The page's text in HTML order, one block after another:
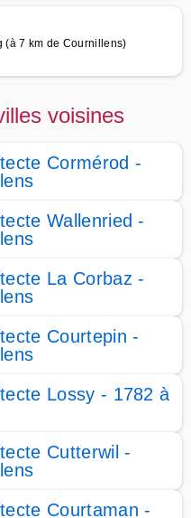
(à 7 km de Cournillens)
voisines
Cormérod -
Wallenried -
La Corbaz -
Courtepin -
Lossy - 1782 à
Cutterwil -
Courtaman -